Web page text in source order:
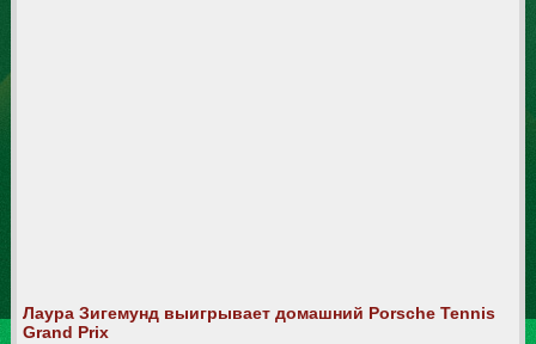
Лаура Зигемунд выигрывает домашний Porsche Tennis
Grand Prix